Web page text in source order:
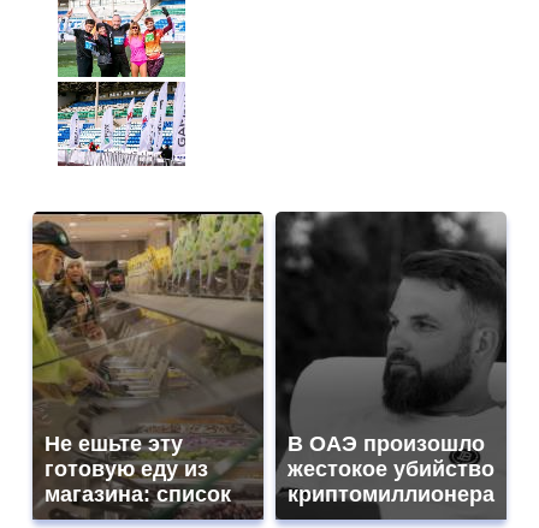
Не ешьте эту
готовую еду из
магазина: список
В ОАЭ произошло
жестокое убийство
криптомиллионера